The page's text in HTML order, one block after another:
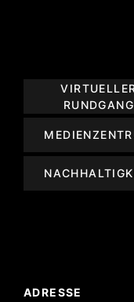
RUNDGANG
ADRESSE